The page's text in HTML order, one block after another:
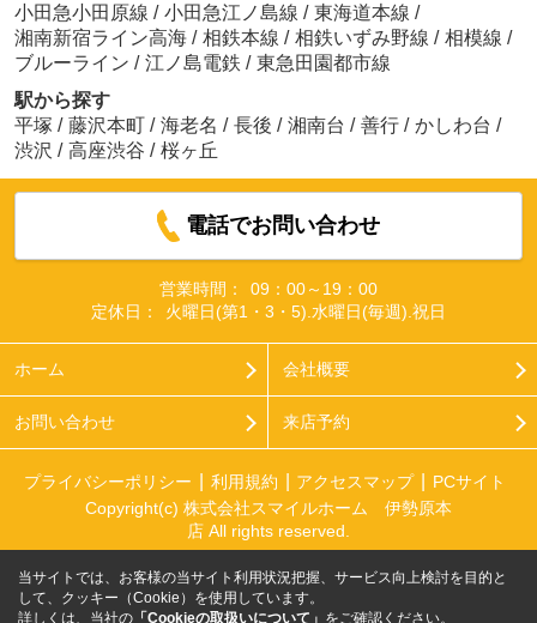
小田急小田原線 / 小田急江ノ島線 / 東海道本線 /
湘南新宿ライン高海 / 相鉄本線 / 相鉄いずみ野線 / 相模線 /
ブルーライン / 江ノ島電鉄 / 東急田園都市線
駅から探す
平塚 / 藤沢本町 / 海老名 / 長後 / 湘南台 / 善行 / かしわ台 /
渋沢 / 高座渋谷 / 桜ヶ丘
電話でお問い合わせ
営業時間：
09：00～19：00
定休日：
火曜日(第1・3・5).水曜日(毎週).祝日
ホーム 会社概要
お問い合わせ 来店予約
プライバシーポリシー 利用規約 アクセスマップ
PCサイト
Copyright(c) 株式会社スマイルホーム 伊勢原本
店 All rights reserved.
当サイトでは、お客様の当サイト利用状況把握、サービス向上検討を目的と
して、クッキー（Cookie）を使用しています。
詳しくは、当社の 「Cookieの取扱いについて」 をご確認ください。